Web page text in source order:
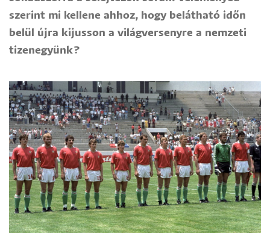
szerint mi kellene ahhoz, hogy belátható időn
belül újra kijusson a világversenyre a nemzeti
tizenegyünk?